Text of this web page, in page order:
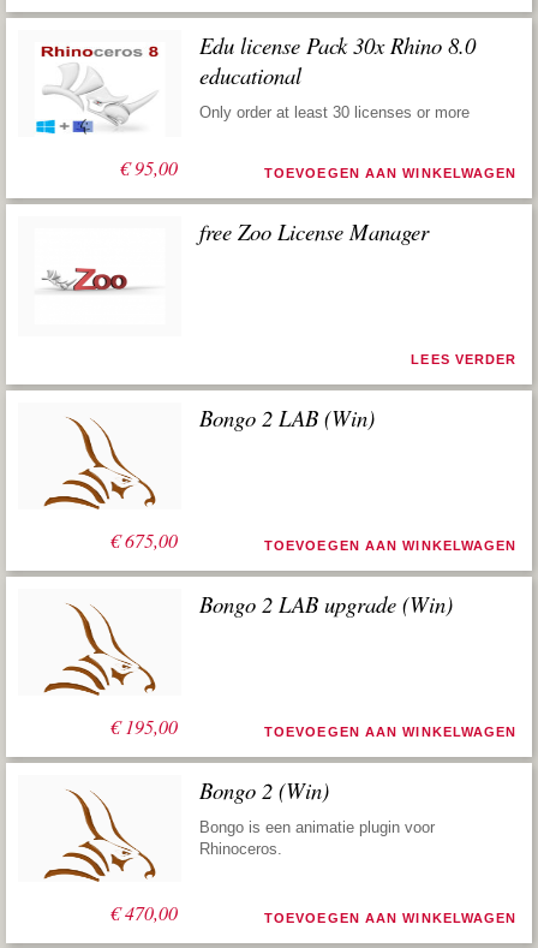
€95,00
Edu license Pack 30x Rhino 8.0
educational
Only order at least 30 licenses or more
TOEVOEGEN AAN WINKELWAGEN
free Zoo License Manager
LEES VERDER
€675,00
Bongo 2 LAB (Win)
TOEVOEGEN AAN WINKELWAGEN
€195,00
Bongo 2 LAB upgrade (Win)
TOEVOEGEN AAN WINKELWAGEN
€470,00
Bongo 2 (Win)
Bongo is een animatie plugin voor
Rhinoceros.
TOEVOEGEN AAN WINKELWAGEN